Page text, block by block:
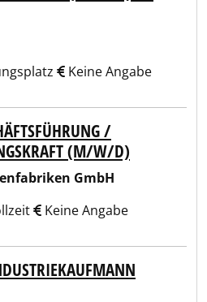
Keine Angabe
/
(M/W/D)
GmbH
Keine Angabe